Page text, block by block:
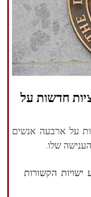
חדשות על
על ארבעה אנשים
שלו.
ישויות הקשורות